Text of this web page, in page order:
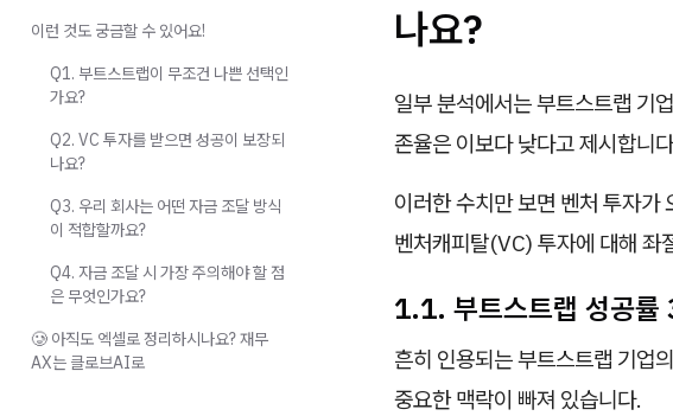
나요?
일부 분석에서는 부트스트랩 기
존율은 이보다 낮다고 제시합니
이러한 수치만 보면 벤처 투자가
벤처캐피탈(VC) 투자에 대해 좌
1.1. 부트스트랩 성공률
흔히 인용되는 부트스트랩 기업
중요한 맥락이 빠져 있습니다.
이런 것도 궁금할 수 있어요!
Q1. 부트스트랩이 무조건 나쁜 선택인
가요?
Q2. VC 투자를 받으면 성공이 보장되
나요?
Q3. 우리 회사는 어떤 자금 조달 방식
이 적합할까요?
Q4. 자금 조달 시 가장 주의해야 할 점
은 무엇인가요?
🥲 아직도 엑셀로 정리하시나요? 재무
AX는 클로브AI로